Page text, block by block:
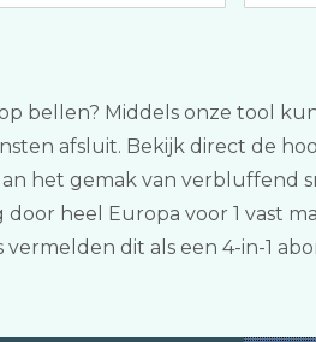
bellen? Middels onze tool
afsluit. Bekijk direct de
het gemak van verbluffend
heel Europa voor 1 vast
dit als een 4-in-1